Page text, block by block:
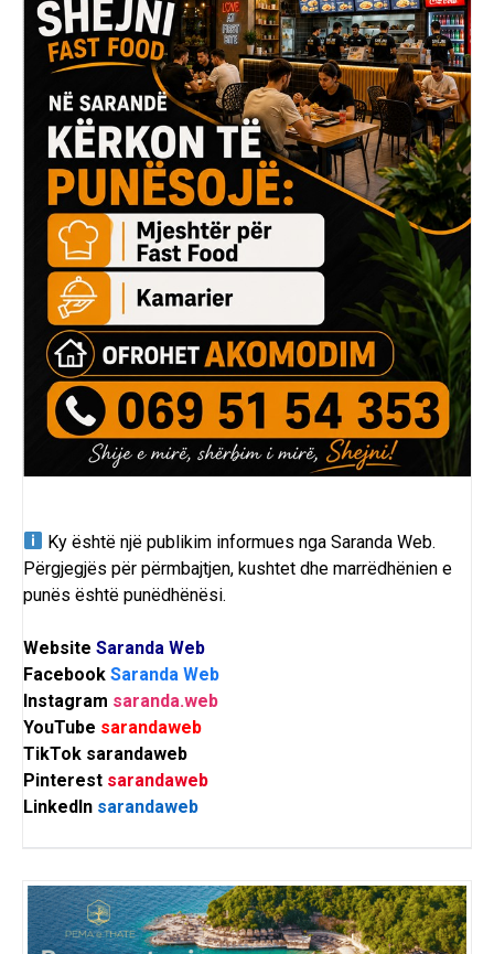
Ky është një publikim informues ngaSaranda Web.
Përgjegjës për përmbajtjen, kushtet dhe marrëdhënien e
punës është punëdhënësi.
Website Saranda Web
Facebook Saranda Web
Instagram saranda.web
YouTube sarandaweb
TikTok sarandaweb
Pinterest sarandaweb
LinkedIn sarandaweb